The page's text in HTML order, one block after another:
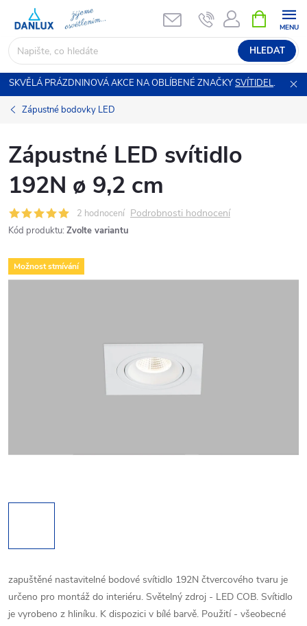
obsah
HLEDAT
NÁKUPNÍ
KOŠÍK
SKVĚLÁ PRÁZDNINOVÁ AKCE NA OBLÍBENÉ ZNAČKYSVÍTIDEL.
Zápustné bodovky LED
Zápustné LED svítidlo
192N ø 9,2 cm
2 hodnocení Podrobnosti hodnocení
Kód produktu: Zvolte variantu
Možnost stmívání
zapuštěné nastavitelné bodové svítidlo 192N čtvercového tvaru je
určeno pro montáž do interiéru. Světelný zdroj - LED COB. Svítidlo
je vyrobeno z hliníku. K dispozici v bílé barvě. Použití - všeobecné